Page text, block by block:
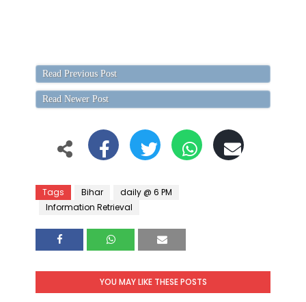
Read Previous Post
Read Newer Post
Tags Bihar
daily @ 6 PM
Information Retrieval
YOU MAY LIKE THESE POSTS